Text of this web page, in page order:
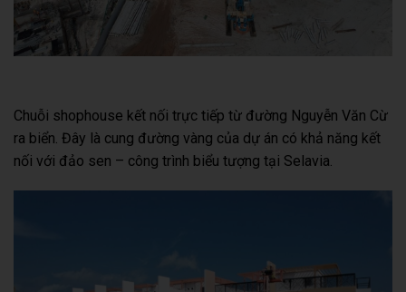
Chuỗi shophouse kết nối trực tiếp từ đường Nguyễn Văn Cừ
ra biển. Đây là cung đường vàng của dự án có khả năng kết
nối với đảo sen – công trình biểu tượng tại Selavia.